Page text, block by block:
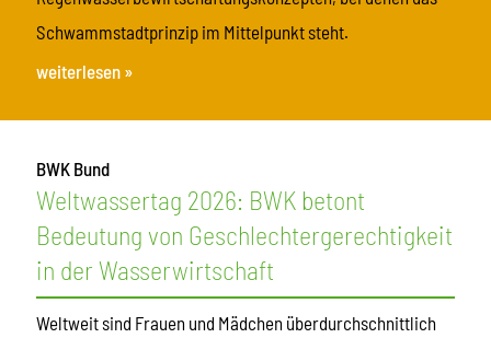
Schwammstadtprinzip im Mittelpunkt steht.
weiterlesen »
BWK Bund
Weltwassertag 2026: BWK betont
Bedeutung von Geschlechtergerechtigkeit
in der Wasserwirtschaft
Weltweit sind Frauen und Mädchen überdurchschnittlich